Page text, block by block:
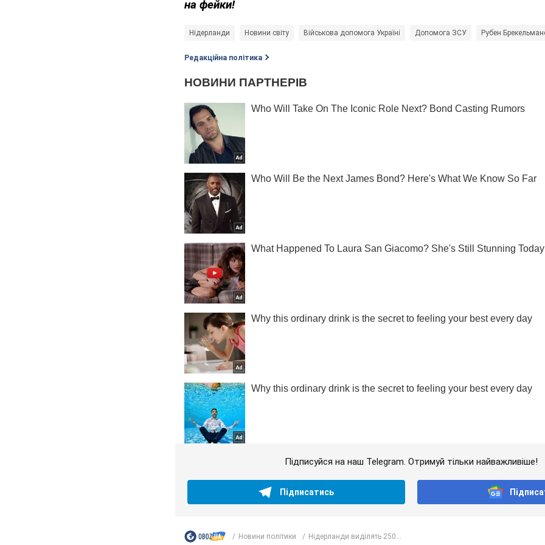
на фейки!
Нідерланди Новини світу Військова допомога Україні Допомога ЗСУ Рубен
Редакційна політика
Підписуйся на наш Telegram. Отримуй тільки найважливіше!
Підписатись
Новини політики Нідерланди виділять 250...